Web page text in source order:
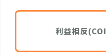
利益相反